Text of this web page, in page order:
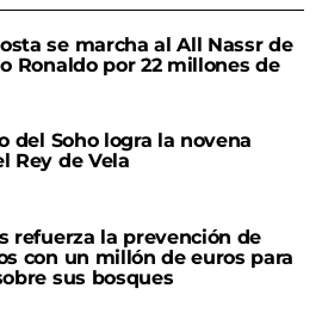
se marcha al All Nassr de
Ronaldo por 22 millones de
del Soho logra la novena
Rey de Vela
refuerza la prevención de
con un millón de euros para
sus bosques